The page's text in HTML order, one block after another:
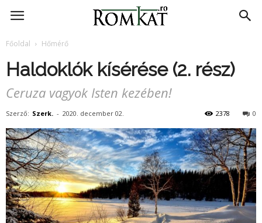
RomKat.ro
Főoldal Hőmérő
Haldoklók kísérése (2. rész)
Ceruza vagyok Isten kezében!
Szerző: Szerk. - 2020. december 02. 0
2378